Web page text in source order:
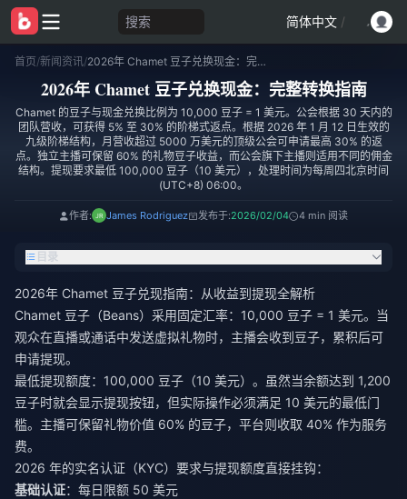
搜索 简体中文 /
首页/新闻资讯/ 2026年 Chamet 豆子兑换现金：完整转换指南
2026年 Chamet 豆子兑换现金：完整转换指南
Chamet 的豆子与现金兑换比例为 10,000 豆子 = 1 美元。公会根据 30 天内的
团队营收，可获得 5% 至 30% 的阶梯式返点。根据 2026 年 1 月 12 日生效的
九级阶梯结构，月营收超过 5000 万美元的顶级公会可申请最高 30% 的返
点。独立主播可保留 60% 的礼物豆子收益，而公会旗下主播则适用不同的佣金
结构。提现要求最低 100,000 豆子（10 美元），处理时间为每周四北京时间
(UTC+8) 06:00。
作者: James Rodriguez 发布于:2026/02/04 4 min 阅读
目录
2026年 Chamet 豆子兑现指南：从收益到提现全解析
Chamet 豆子（Beans）采用固定汇率：10,000 豆子 = 1 美元。当
观众在直播或通话中发送虚拟礼物时，主播会收到豆子，累积后可
申请提现。
最低提现额度：100,000 豆子（10 美元）。虽然当余额达到 1,200
豆子时就会显示提现按钮，但实际操作必须满足 10 美元的最低门
槛。主播可保留礼物价值 60% 的豆子，平台则收取 40% 作为服务
费。
2026 年的实名认证（KYC）要求与提现额度直接挂钩：
基础认证：每日限额 50 美元